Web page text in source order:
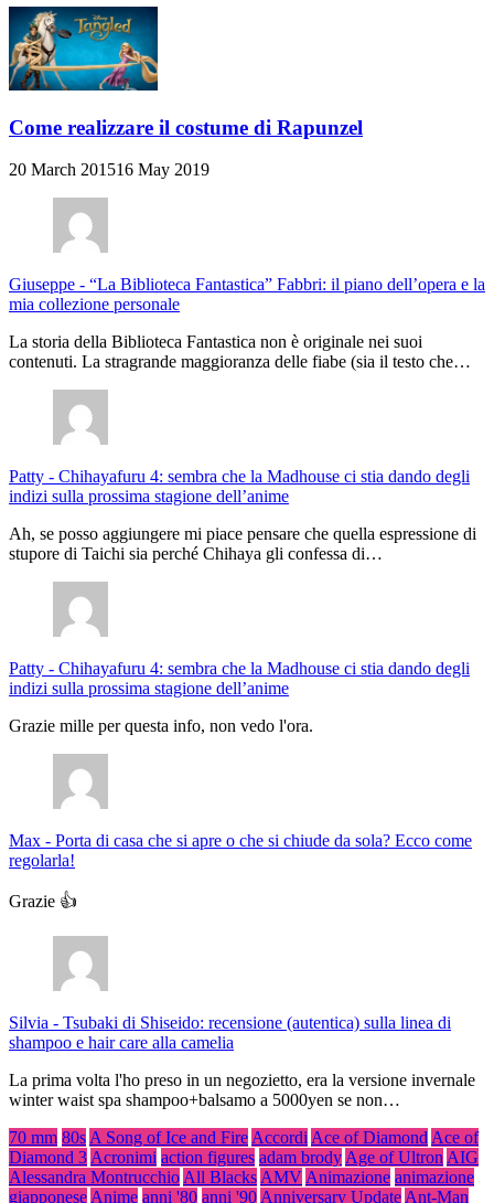
Come realizzare il costume di Rapunzel
20 March 201516 May 2019
Giuseppe - “La Biblioteca Fantastica” Fabbri: il piano dell’opera e la
mia collezione personale
La storia della Biblioteca Fantastica non è originale nei suoi
contenuti. La stragrande maggioranza delle fiabe (sia il testo che…
Patty - Chihayafuru 4: sembra che la Madhouse ci stia dando degli
indizi sulla prossima stagione dell’anime
Ah, se posso aggiungere mi piace pensare che quella espressione di
stupore di Taichi sia perché Chihaya gli confessa di…
Patty - Chihayafuru 4: sembra che la Madhouse ci stia dando degli
indizi sulla prossima stagione dell’anime
Grazie mille per questa info, non vedo l'ora.
Max - Porta di casa che si apre o che si chiude da sola? Ecco come
regolarla!
Grazie 👍
Silvia - Tsubaki di Shiseido: recensione (autentica) sulla linea di
shampoo e hair care alla camelia
La prima volta l'ho preso in un negozietto, era la versione invernale
winter waist spa shampoo+balsamo a 5000yen se non…
70 mm 80s A Song of Ice and Fire Accordi Ace of Diamond Ace of
Diamond 3 Acronimi action figures adam brody Age of Ultron AIG
Alessandra Montrucchio All Blacks AMV Animazione animazione
giapponese Anime anni '80 anni '90 Anniversary Update Ant-Man